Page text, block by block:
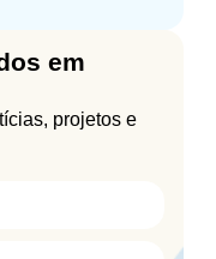
em
projetos e